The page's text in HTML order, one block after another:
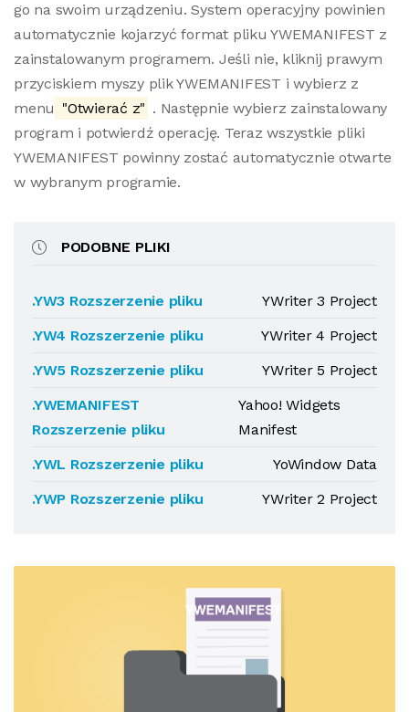
go na swoim urządzeniu. System operacyjny powinien
automatycznie kojarzyć format pliku YWEMANIFEST z
zainstalowanym programem. Jeśli nie, kliknij prawym
przyciskiem myszy plik YWEMANIFEST i wybierz z
menu "Otwierać z" . Następnie wybierz zainstalowany
program i potwierdź operację. Teraz wszystkie pliki
YWEMANIFEST powinny zostać automatycznie otwarte
w wybranym programie.
PODOBNE PLIKI
.YW3 Rozszerzenie pliku
YWriter 3 Project
.YW4 Rozszerzenie pliku
YWriter 4 Project
.YW5 Rozszerzenie pliku
YWriter 5 Project
.YWEMANIFEST
Rozszerzenie pliku
Yahoo! Widgets
Manifest
.YWL Rozszerzenie pliku
YoWindow Data
.YWP Rozszerzenie pliku
YWriter 2 Project